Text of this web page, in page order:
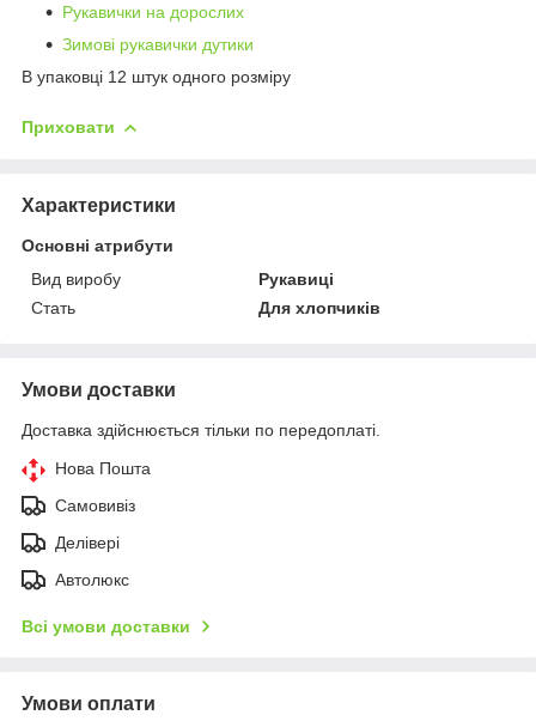
Рукавички на дорослих
Зимові рукавички дутики
В упаковці 12 штук одного розміру
Приховати
Характеристики
Основні атрибути
Вид виробу
Рукавиці
Стать
Для хлопчиків
Умови доставки
Доставка здійснюється тільки по передоплаті.
Нова Пошта
Самовивіз
Делівері
Автолюкс
Всі умови доставки
Умови оплати